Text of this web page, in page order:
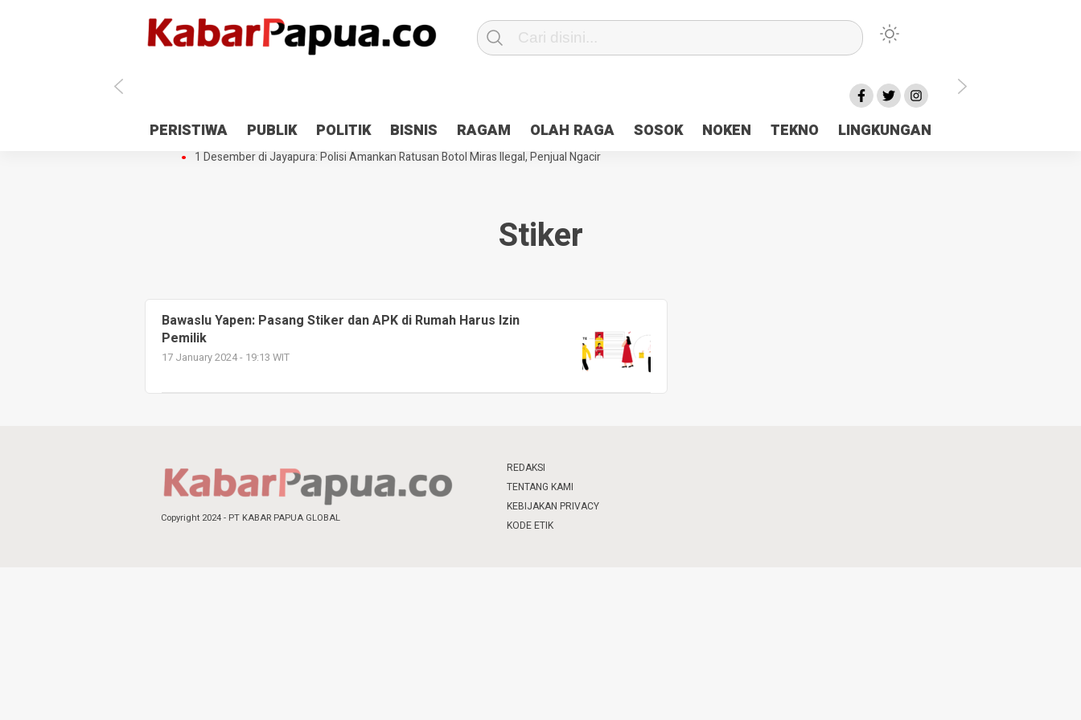
PERISTIWA PUBLIK POLITIK BISNIS RAGAM OLAH RAGA SOSOK NOKEN TEKNO LINGKUNGAN
Antisipasi 1 Desember, TNI Polri Patroli 2×24 jam di Kota Jayapura
Pesan Sejuk Polri di Deklarasi Pemilu Ceria Tanah Papua
Gedung Perpustakaan SMPN 5 Sentani Terbakar
Hibah Pilkada Jayapura Cair 10 Persen, Deposit Kas Daerah Rp23 Miliar Disorot
1 Desember di Jayapura: Polisi Amankan Ratusan Botol Miras Ilegal, Penjual Ngacir
Stiker
Bawaslu Yapen: Pasang Stiker dan APK di Rumah Harus Izin
Pemilik
17 January 2024 - 19:13 WIT
Copyright 2024 - PT KABAR PAPUA GLOBAL
REDAKSI
TENTANG KAMI
KEBIJAKAN PRIVACY
KODE ETIK